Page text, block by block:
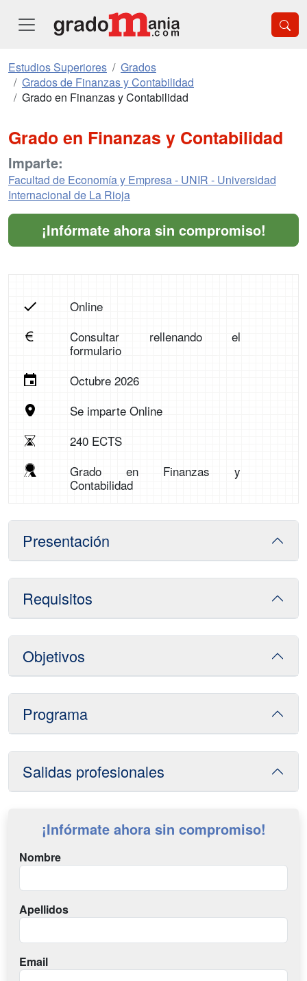
Estudios Superiores
Grados
Grados de Finanzas y Contabilidad
Grado en Finanzas y Contabilidad
Grado en Finanzas y Contabilidad
Imparte:
Facultad de Economía y Empresa - UNIR - Universidad
Internacional de La Rioja
¡Infórmate ahora sin compromiso!
Online
Consultar rellenando el
formulario
Octubre 2026
Se imparte Online
240 ECTS
Grado en Finanzas y
Contabilidad
Presentación
Requisitos
Objetivos
Programa
Salidas profesionales
¡Infórmate ahora sin compromiso!
Nombre
Apellidos
Email